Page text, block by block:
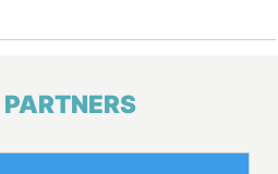
PARTNERS